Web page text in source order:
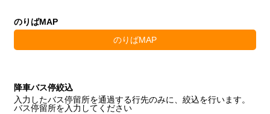
のりばMAP
のりばMAP
降車バス停絞込
入力したバス停留所を通過する行先のみに、絞込を行います。
バス停留所を入力してください